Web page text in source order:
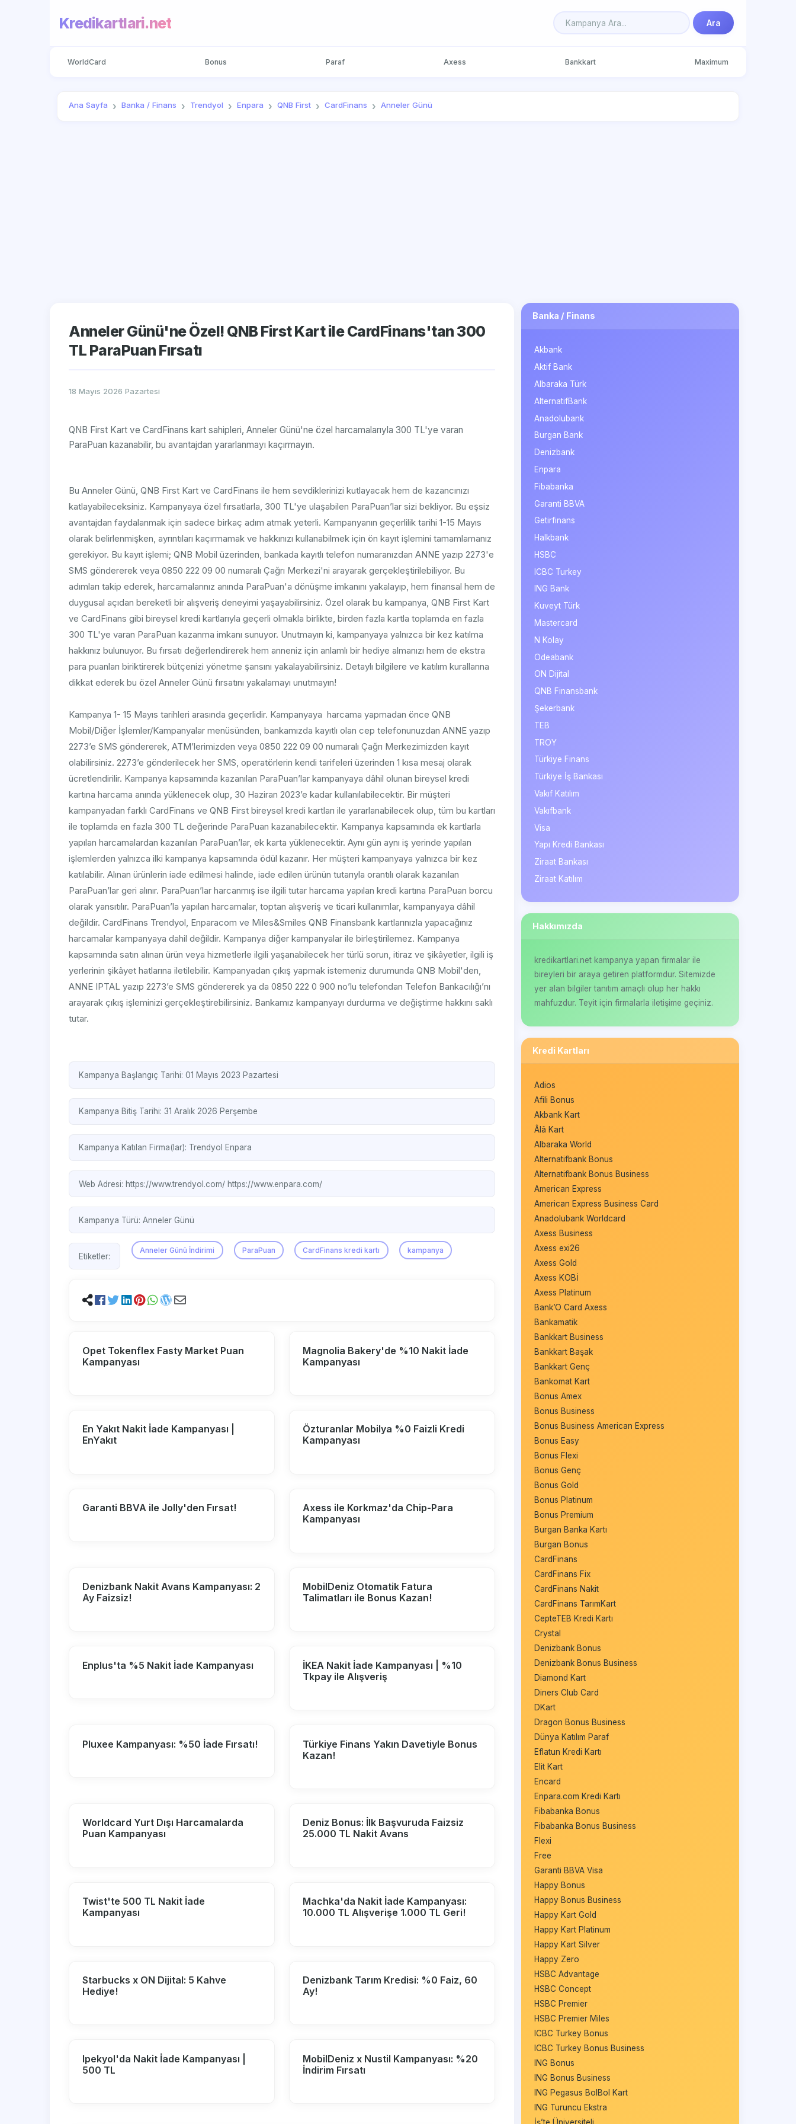
Kredikartlari.net Ara
WorldCard Bonus Paraf Axess Bankkart Maximum
Ana Sayfa Banka / Finans Trendyol Enpara QNB First CardFinans Anneler Günü
Anneler Günü'ne Özel! QNB First Kart ile CardFinans'tan 300
TL ParaPuan Fırsatı
18 Mayıs 2026 Pazartesi
QNB First Kart ve CardFinans kart sahipleri, Anneler Günü'ne özel harcamalarıyla 300 TL'ye varan
ParaPuan kazanabilir, bu avantajdan yararlanmayı kaçırmayın.
Bu Anneler Günü, QNB First Kart ve CardFinans ile hem sevdiklerinizi kutlayacak hem de kazancınızı
katlayabileceksiniz. Kampanyaya özel fırsatlarla, 300 TL'ye ulaşabilen ParaPuan’lar sizi bekliyor. Bu eşsiz
avantajdan faydalanmak için sadece birkaç adım atmak yeterli. Kampanyanın geçerlilik tarihi 1-15 Mayıs
olarak belirlenmişken, ayrıntıları kaçırmamak ve hakkınızı kullanabilmek için ön kayıt işlemini tamamlamanız
gerekiyor. Bu kayıt işlemi; QNB Mobil üzerinden, bankada kayıtlı telefon numaranızdan ANNE yazıp 2273'e
SMS göndererek veya 0850 222 09 00 numaralı Çağrı Merkezi'ni arayarak gerçekleştirilebiliyor. Bu
adımları takip ederek, harcamalarınız anında ParaPuan'a dönüşme imkanını yakalayıp, hem finansal hem de
duygusal açıdan bereketli bir alışveriş deneyimi yaşayabilirsiniz. Özel olarak bu kampanya, QNB First Kart
ve CardFinans gibi bireysel kredi kartlarıyla geçerli olmakla birlikte, birden fazla kartla toplamda en fazla
300 TL'ye varan ParaPuan kazanma imkanı sunuyor. Unutmayın ki, kampanyaya yalnızca bir kez katılma
hakkınız bulunuyor. Bu fırsatı değerlendirerek hem anneniz için anlamlı bir hediye almanızı hem de ekstra
para puanları biriktirerek bütçenizi yönetme şansını yakalayabilirsiniz. Detaylı bilgilere ve katılım kurallarına
dikkat ederek bu özel Anneler Günü fırsatını yakalamayı unutmayın!
Kampanya 1- 15 Mayıs tarihleri arasında geçerlidir. Kampanyaya harcama yapmadan önce QNB
Mobil/Diğer İşlemler/Kampanyalar menüsünden, bankamızda kayıtlı olan cep telefonunuzdan ANNE yazıp
2273’e SMS göndererek, ATM’lerimizden veya 0850 222 09 00 numaralı Çağrı Merkezimizden kayıt
olabilirsiniz. 2273’e gönderilecek her SMS, operatörlerin kendi tarifeleri üzerinden 1 kısa mesaj olarak
ücretlendirilir. Kampanya kapsamında kazanılan ParaPuan’lar kampanyaya dâhil olunan bireysel kredi
kartına harcama anında yüklenecek olup, 30 Haziran 2023’e kadar kullanılabilecektir. Bir müşteri
kampanyadan farklı CardFinans ve QNB First bireysel kredi kartları ile yararlanabilecek olup, tüm bu kartları
ile toplamda en fazla 300 TL değerinde ParaPuan kazanabilecektir. Kampanya kapsamında ek kartlarla
yapılan harcamalardan kazanılan ParaPuan’lar, ek karta yüklenecektir. Aynı gün aynı iş yerinde yapılan
işlemlerden yalnızca ilki kampanya kapsamında ödül kazanır. Her müşteri kampanyaya yalnızca bir kez
katılabilir. Alınan ürünlerin iade edilmesi halinde, iade edilen ürünün tutarıyla orantılı olarak kazanılan
ParaPuan’lar geri alınır. ParaPuan’lar harcanmış ise ilgili tutar harcama yapılan kredi kartına ParaPuan borcu
olarak yansıtılır. ParaPuan’la yapılan harcamalar, toptan alışveriş ve ticari kullanımlar, kampanyaya dâhil
değildir. CardFinans Trendyol, Enparacom ve Miles&Smiles QNB Finansbank kartlarınızla yapacağınız
harcamalar kampanyaya dahil değildir. Kampanya diğer kampanyalar ile birleştirilemez. Kampanya
kapsamında satın alınan ürün veya hizmetlerle ilgili yaşanabilecek her türlü sorun, itiraz ve şikâyetler, ilgili iş
yerlerinin şikâyet hatlarına iletilebilir. Kampanyadan çıkış yapmak istemeniz durumunda QNB Mobil'den,
ANNE IPTAL yazıp 2273’e SMS göndererek ya da 0850 222 0 900 no’lu telefondan Telefon Bankacılığı’nı
arayarak çıkış işleminizi gerçekleştirebilirsiniz. Bankamız kampanyayı durdurma ve değiştirme hakkını saklı
tutar.
Kampanya Başlangıç Tarihi: 01 Mayıs 2023 Pazartesi
Kampanya Bitiş Tarihi: 31 Aralık 2026 Perşembe
Kampanya Katılan Firma(lar): Trendyol Enpara
Web Adresi: https://www.trendyol.com/ https://www.enpara.com/
Kampanya Türü: Anneler Günü
Etiketler:
Anneler Günü İndirimi ParaPuan CardFinans kredi kartı kampanya
Opet Tokenflex Fasty Market Puan
Kampanyası
Magnolia Bakery'de %10 Nakit İade
Kampanyası
En Yakıt Nakit İade Kampanyası |
EnYakıt
Özturanlar Mobilya %0 Faizli Kredi
Kampanyası
Garanti BBVA ile Jolly'den Fırsat!
Axess ile Korkmaz'da Chip-Para
Kampanyası
Denizbank Nakit Avans Kampanyası: 2
Ay Faizsiz!
MobilDeniz Otomatik Fatura
Talimatları ile Bonus Kazan!
Enplus'ta %5 Nakit İade Kampanyası
İKEA Nakit İade Kampanyası | %10
Tkpay ile Alışveriş
Pluxee Kampanyası: %50 İade Fırsatı!
Türkiye Finans Yakın Davetiyle Bonus
Kazan!
Worldcard Yurt Dışı Harcamalarda
Puan Kampanyası
Deniz Bonus: İlk Başvuruda Faizsiz
25.000 TL Nakit Avans
Twist'te 500 TL Nakit İade
Kampanyası
Machka'da Nakit İade Kampanyası:
10.000 TL Alışverişe 1.000 TL Geri!
Starbucks x ON Dijital: 5 Kahve
Hediye!
Denizbank Tarım Kredisi: %0 Faiz, 60
Ay!
Ipekyol'da Nakit İade Kampanyası |
500 TL
MobilDeniz x Nustil Kampanyası: %20
İndirim Fırsatı
Banka / Finans
Akbank
Aktif Bank
Albaraka Türk
AlternatifBank
Anadolubank
Burgan Bank
Denizbank
Enpara
Fibabanka
Garanti BBVA
Getirfinans
Halkbank
HSBC
ICBC Turkey
ING Bank
Kuveyt Türk
Mastercard
N Kolay
Odeabank
ON Dijital
QNB Finansbank
Şekerbank
TEB
TROY
Türkiye Finans
Türkiye İş Bankası
Vakıf Katılım
Vakıfbank
Visa
Yapı Kredi Bankası
Ziraat Bankası
Ziraat Katılım
Hakkımızda
kredikartlari.net kampanya yapan firmalar ile
bireyleri bir araya getiren platformdur. Sitemizde
yer alan bilgiler tanıtım amaçlı olup her hakkı
mahfuzdur. Teyit için firmalarla iletişime geçiniz.
Kredi Kartları
Adios
Afili Bonus
Akbank Kart
Âlâ Kart
Albaraka World
Alternatifbank Bonus
Alternatifbank Bonus Business
American Express
American Express Business Card
Anadolubank Worldcard
Axess Business
Axess exi26
Axess Gold
Axess KOBİ
Axess Platinum
Bank’O Card Axess
Bankamatik
Bankkart Business
Bankkart Başak
Bankkart Genç
Bankomat Kart
Bonus Amex
Bonus Business
Bonus Business American Express
Bonus Easy
Bonus Flexi
Bonus Genç
Bonus Gold
Bonus Platinum
Bonus Premium
Burgan Banka Kartı
Burgan Bonus
CardFinans
CardFinans Fix
CardFinans Nakit
CardFinans TarımKart
CepteTEB Kredi Kartı
Crystal
Denizbank Bonus
Denizbank Bonus Business
Diamond Kart
Diners Club Card
DKart
Dragon Bonus Business
Dünya Katılım Paraf
Eflatun Kredi Kartı
Elit Kart
Encard
Enpara.com Kredi Kartı
Fibabanka Bonus
Fibabanka Bonus Business
Flexi
Free
Garanti BBVA Visa
Happy Bonus
Happy Bonus Business
Happy Kart Gold
Happy Kart Platinum
Happy Kart Silver
Happy Zero
HSBC Advantage
HSBC Concept
HSBC Premier
HSBC Premier Miles
ICBC Turkey Bonus
ICBC Turkey Bonus Business
ING Bonus
ING Bonus Business
ING Pegasus BolBol Kart
ING Turuncu Ekstra
İş’te Üniversiteli